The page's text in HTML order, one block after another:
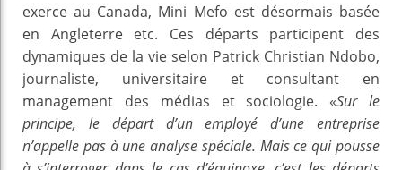
exerce au Canada, Mini Mefo est désormais basée
en Angleterre etc. Ces départs participent des
dynamiques de la vie selon Patrick Christian Ndobo,
journaliste, universitaire et consultant en
management des médias et sociologie. «Sur le
principe, le départ d’un employé d’une entreprise
n’appelle pas à une analyse spéciale. Mais ce qui pousse